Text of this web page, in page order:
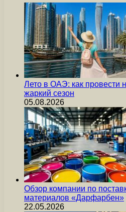
Лето в ОАЭ: как провести
жаркий сезон
05.08.2026
Обзор компании по
материалов «Дарфарбен»
22.05.2026